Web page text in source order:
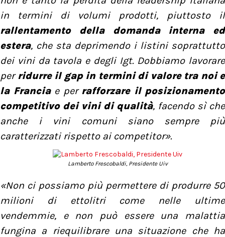
in termini di volumi prodotti, piuttosto il
rallentamento della domanda interna ed
estera, che sta deprimendo i listini soprattutto
dei vini da tavola e degli Igt. Dobbiamo lavorare
perridurre il gap in termini di valore tra noi e
la Francia e per rafforzare il posizionamento
competitivo dei vini di qualità, facendo sì che
anche i vini comuni siano sempre più
caratterizzati rispetto ai competitor».
Lamberto Frescobaldi, Presidente Uiv
«Non ci possiamo più permettere di produrre 50
milioni di ettolitri come nelle ultime
vendemmie, e non può essere una malattia
fungina a riequilibrare una situazione che ha